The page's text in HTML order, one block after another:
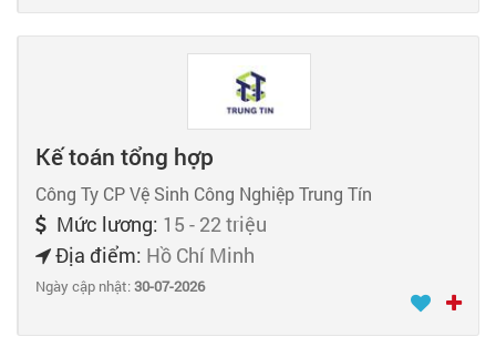
Kế toán tổng hợp
Công Ty CP Vệ Sinh Công Nghiệp Trung Tín
Mức lương: 15 - 22 triệu
Địa điểm: Hồ Chí Minh
Ngày cập nhật:30-07-2026